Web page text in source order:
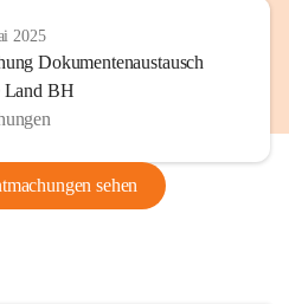
2025
Dokumentenaustausch
Land BH
sehen